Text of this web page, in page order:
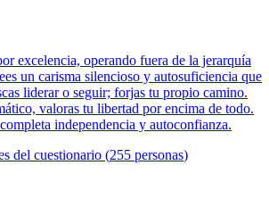
excelencia, operando fuera de la jerarquía
un carisma silencioso y autosuficiencia que
liderar o seguir; forjas tu propio camino.
valoras tu libertad por encima de todo.
independencia y autoconfianza.
del cuestionario (255 personas)